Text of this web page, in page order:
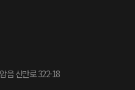
읍 신만로 322-18